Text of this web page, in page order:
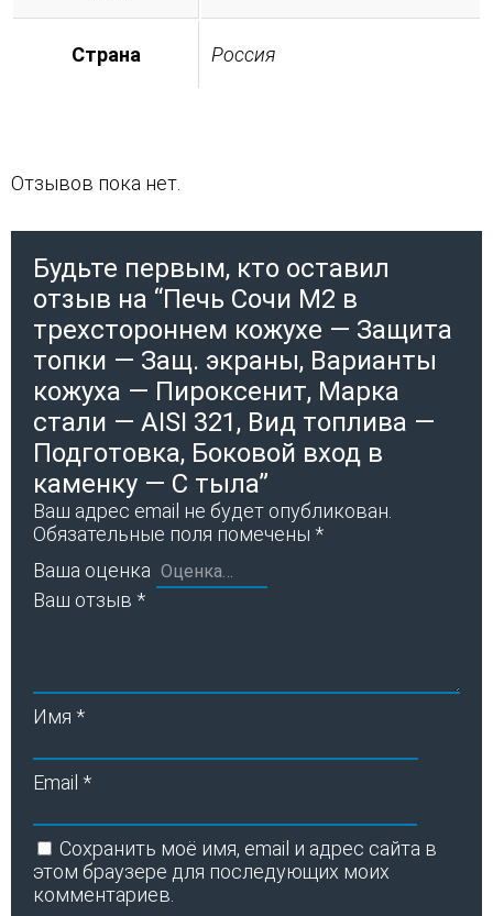
Страна Россия
Отзывов пока нет.
Будьте первым, кто оставил
отзыв на “Печь Сочи М2 в
трехстороннем кожухе — Защита
топки — Защ. экраны, Варианты
кожуха — Пироксенит, Марка
стали — AISI 321, Вид топлива —
Подготовка, Боковой вход в
каменку — С тыла”
Ваш адрес email не будет опубликован.
Обязательные поля помечены *
Ваша оценка
Ваш отзыв *
Имя *
Email *
Сохранить моё имя, email и адрес сайта в
этом браузере для последующих моих
комментариев.